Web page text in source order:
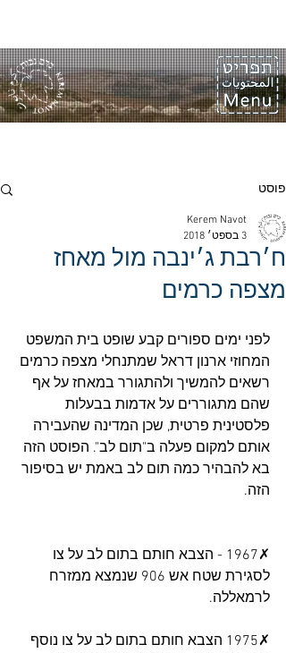
פוסט
ח׳רבת ג׳ינבה מול מאחז
מצפה כרמים
Kerem Navot
3 בספט׳ 2018
לפני ימים ספורים קבע שופט בית המשפט
המחוזי ארנון דראל שמתנחלי מצפה כרמים
רשאים להמשיך ולהתגורר במאחז על אף
שהם מתגוררים על אדמות בבעלות
פלסטינית פרטית, שכן המדינה שהעבירה
אותם למקום פעלה ב"תום לב". הפוסט הזה
בא להבהיר כמה תום לב באמת יש בסיפור
הזה.
✗1967 - הצבא חותם בתום לב על צו
לסגירת שטח אש 906 שנמצא ממזרח
לרמאללה.
✗1975 הצבא חותם בתום לב על צו נוסף